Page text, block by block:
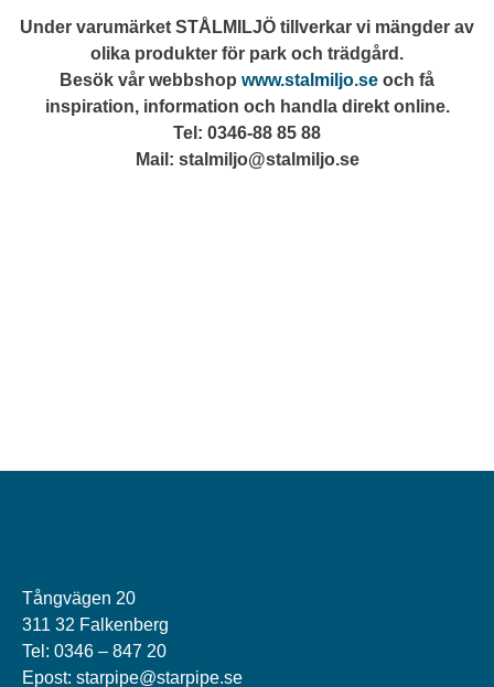
Under varumärket STÅLMILJÖ tillverkar vi mängder av
olika produkter för park och trädgård.
Besök vår webbshop www.stalmiljo.se och få
inspiration, information och handla direkt online.
Tel: 0346-88 85 88
Mail: stalmiljo@stalmiljo.se
Tångvägen 20
311 32 Falkenberg
Tel: 0346 – 847 20
Epost: starpipe@starpipe.se